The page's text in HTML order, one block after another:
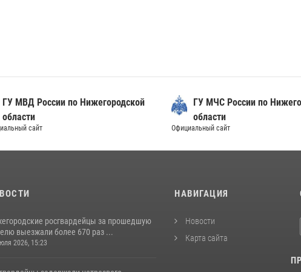
ГУ МВД России по Нижегородской
области
сайт
ГУ МЧС России по
области
Официальный сайт
росгвардейцы за прошедшую
выезжали более 670 раз ...
2026, 15:23
НАВИГАЦИЯ
Новости
Карта сайта